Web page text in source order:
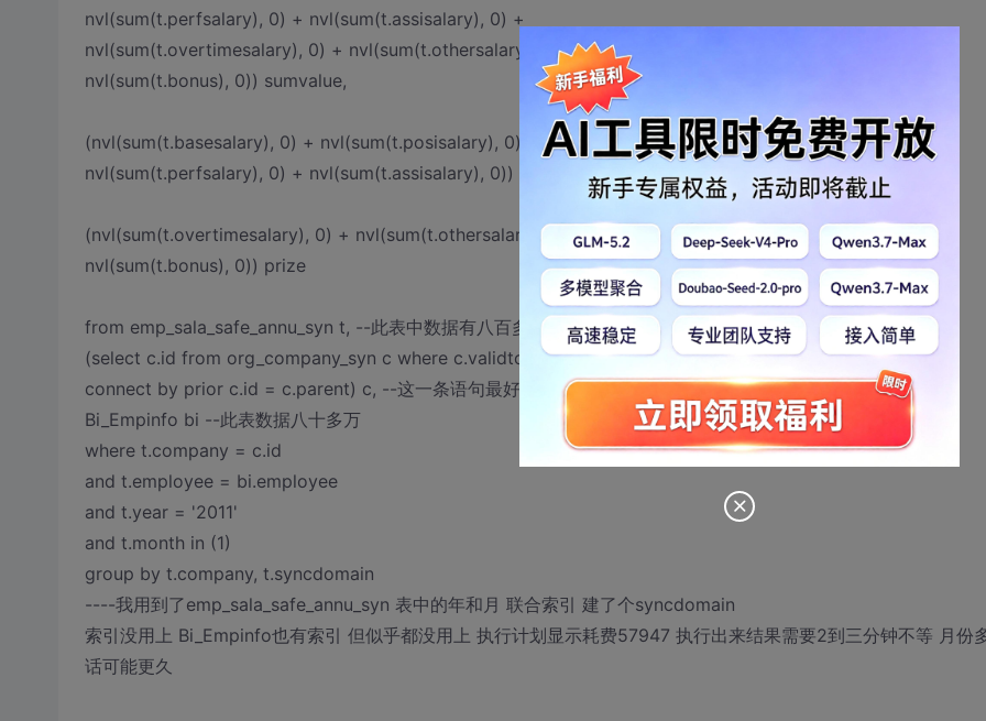
nvl(sum(t.perfsalary), 0) + nvl(sum(t.assisalary), 0) +
nvl(sum(t.overtimesalary), 0) + nvl(sum(t.othersalary), 0) +
nvl(sum(t.bonus), 0)) sumvalue,
(nvl(sum(t.basesalary), 0) + nvl(sum(t.posisalary), 0) +
nvl(sum(t.perfsalary), 0) + nvl(sum(t.assisalary), 0)) wage,
(nvl(sum(t.overtimesalary), 0) + nvl(sum(t.othersalary), 0) +
nvl(sum(t.bonus), 0)) prize
from emp_sala_safe_annu_syn t, --此表中数据有八百多万
(select c.id from org_company_syn c where c.validto > sysdate and c.activeflag = 1 start with c.id = '3'
connect by prior c.id = c.parent) c, --这一条语句最好不要变
Bi_Empinfo bi --此表数据八十多万
where t.company = c.id
and t.employee = bi.employee
and t.year = '2011'
and t.month in (1)
group by t.company, t.syncdomain
----我用到了emp_sala_safe_annu_syn 表中的年和月 联合索引 建了个syncdomain
索引没用上 Bi_Empinfo也有索引 但似乎都没用上 执行计划显示耗费57947 执行出来结果需要2到三分钟不等 月份
话可能更久